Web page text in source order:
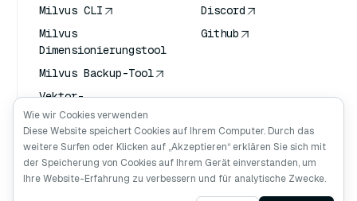
Milvus CLI
Milvus
Dimensionierungstool
Milvus Backup-Tool
Vektor-
Transportdienst
(VTS)
Deep Searcher
Claude Kontext
Discord
Github
Wie wir Cookies verwenden
Diese Website speichert Cookies auf Ihrem Computer. Durch das
weitere Surfen oder Klicken auf „Akzeptieren“ erklären Sie sich mit
der Speicherung von Cookies auf Ihrem Gerät einverstanden, um
Ihre Website-Erfahrung zu verbessern und für analytische Zwecke.